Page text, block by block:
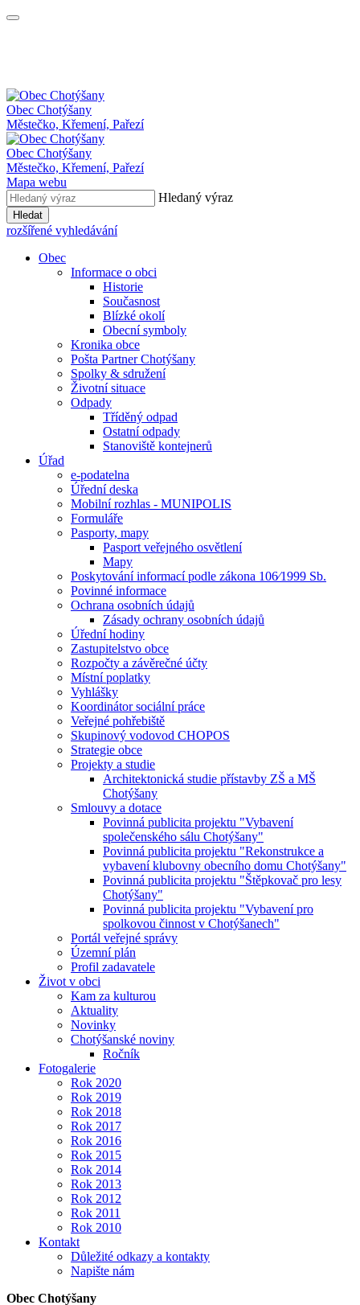
Obec Chotýšany
Městečko, Křemení, Pařezí
Obec Chotýšany
Městečko, Křemení, Pařezí
Mapa webu
Hledaný výraz
Hledat
rozšířené vyhledávání
Obec
Informace o obci
Historie
Současnost
Blízké okolí
Obecní symboly
Kronika obce
Pošta Partner Chotýšany
Spolky & sdružení
Životní situace
Odpady
Tříděný odpad
Ostatní odpady
Stanoviště kontejnerů
Úřad
e-podatelna
Úřední deska
Mobilní rozhlas - MUNIPOLIS
Formuláře
Pasporty, mapy
Pasport veřejného osvětlení
Mapy
Poskytování informací podle zákona 106⁄1999 Sb.
Povinné informace
Ochrana osobních údajů
Zásady ochrany osobních údajů
Úřední hodiny
Zastupitelstvo obce
Rozpočty a závěrečné účty
Místní poplatky
Vyhlášky
Koordinátor sociální práce
Veřejné pohřebiště
Skupinový vodovod CHOPOS
Strategie obce
Projekty a studie
Architektonická studie přístavby ZŠ a MŠ
Chotýšany
Smlouvy a dotace
Povinná publicita projektu "Vybavení
společenského sálu Chotýšany"
Povinná publicita projektu "Rekonstrukce a
vybavení klubovny obecního domu Chotýšany"
Povinná publicita projektu "Štěpkovač pro lesy
Chotýšany"
Povinná publicita projektu "Vybavení pro
spolkovou činnost v Chotýšanech"
Portál veřejné správy
Územní plán
Profil zadavatele
Život v obci
Kam za kulturou
Aktuality
Novinky
Chotýšanské noviny
Ročník
Fotogalerie
Rok 2020
Rok 2019
Rok 2018
Rok 2017
Rok 2016
Rok 2015
Rok 2014
Rok 2013
Rok 2012
Rok 2011
Rok 2010
Kontakt
Důležité odkazy a kontakty
Napište nám
Obec Chotýšany